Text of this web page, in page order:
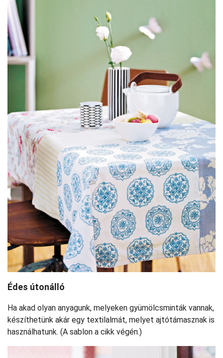
Édes útonálló
Ha akad olyan anyagunk, melyeken gyümölcsminták vannak,
készíthetünk akár egy textilalmát, melyet ajtótámasznak is
használhatunk. (A sablon a cikk végén.)